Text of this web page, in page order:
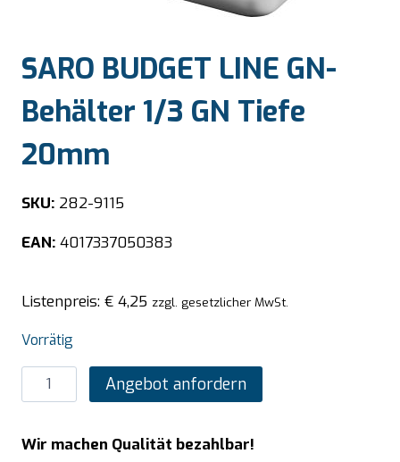
SARO BUDGET LINE GN-
Behälter 1/3 GN Tiefe
20mm
SKU: 282-9115
EAN: 4017337050383
Listenpreis: € 4,25 zzgl. gesetzlicher MwSt.
Vorrätig
SARO
BUDGET
GN-
Angebot anfordern
Wir machen Qualität bezahlbar!